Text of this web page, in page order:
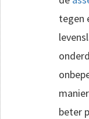
tegen
beter